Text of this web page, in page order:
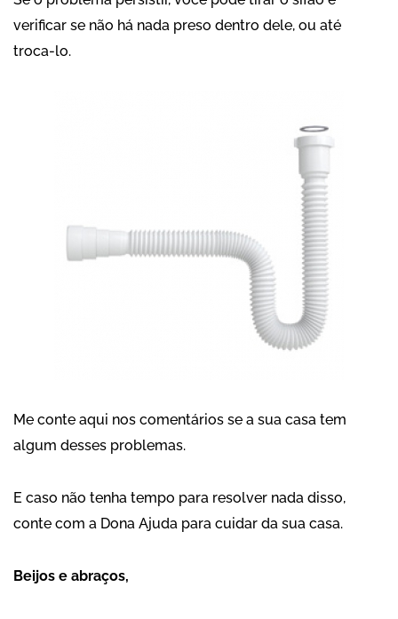
verificar se não há nada preso dentro dele, ou até
troca-lo.
Me conte aqui nos comentários se a sua casa tem
algum desses problemas.
E caso não tenha tempo para resolver nada disso,
conte com a Dona Ajuda para cuidar da sua casa.
Beijos e abraços,